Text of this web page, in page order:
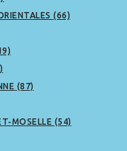
(66)
(87)
MOSELLE (54)